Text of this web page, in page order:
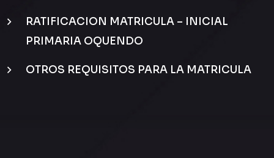
RATIFICACION MATRICULA – INICIAL
PRIMARIA OQUENDO
OTROS REQUISITOS PARA LA MATRICULA